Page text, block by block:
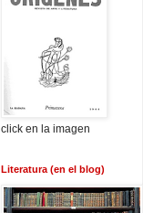
click en la imagen
Literatura (en el blog)